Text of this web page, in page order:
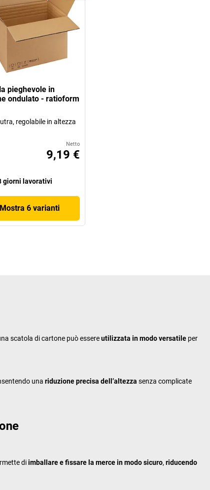
pieghevole in
ondulato - ratioform
regolabile in altezza
Netto
9,19 €
giorni lavorativi
Mostra 6 varianti
scatola di cartone può essereutilizzata in modo versatile per
una riduzione precisa dell’altezza senza complicate
diimballare e fissare la merce in modo sicuro, riducendo